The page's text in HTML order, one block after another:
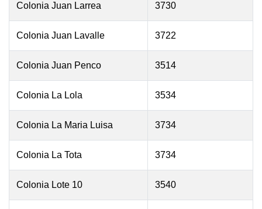
Colonia Juan Larrea 3730
Colonia Juan Lavalle 3722
Colonia Juan Penco 3514
Colonia La Lola 3534
Colonia La Maria Luisa 3734
Colonia La Tota 3734
Colonia Lote 10 3540